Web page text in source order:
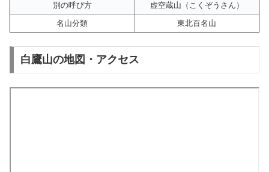
別の呼び方
虚空蔵山（こくぞうさん）
名山分類
東北百名山
白鷹山の地図・アクセス